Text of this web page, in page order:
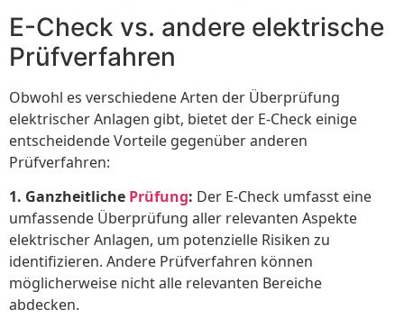
E-Check vs. andere elektrische
Prüfverfahren
Obwohl es verschiedene Arten der Überprüfung
elektrischer Anlagen gibt, bietet der E-Check einige
entscheidende Vorteile gegenüber anderen
Prüfverfahren:
1. Ganzheitliche Prüfung: Der E-Check umfasst eine
umfassende Überprüfung aller relevanten Aspekte
elektrischer Anlagen, um potenzielle Risiken zu
identifizieren. Andere Prüfverfahren können
möglicherweise nicht alle relevanten Bereiche
abdecken.